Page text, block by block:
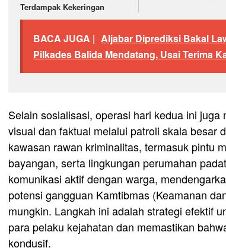
Terdampak Kekeringan
BACA JUGA | Aljabar Diprediksi Bakal
Pilkades Balida Mendatang, Usai Terima
Selain sosialisasi, operasi hari kedua ini
visual dan faktual melalui patroli skala besar
kawasan rawan kriminalitas, termasuk pintu
bayangan, serta lingkungan perumahan
komunikasi aktif dengan warga,
potensi gangguan Kamtibmas (Keamanan
mungkin. Langkah ini adalah strategi efektif
para pelaku kejahatan dan memastikan
kondusif.